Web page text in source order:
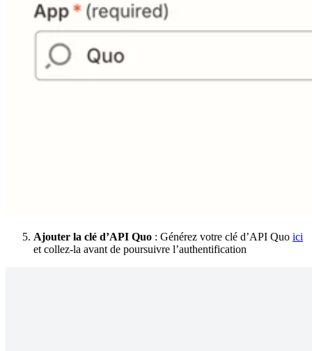
Ajouter la clé d’API Quo : Générez votre clé d’API Quo ici
et collez-la avant de poursuivre l’authentification